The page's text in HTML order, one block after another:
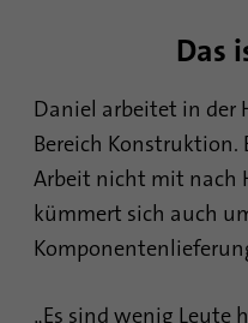
Das
Daniel arbeitet in der
Bereich Konstruktion.
Arbeit nicht mit nach
kümmert sich auch
„Es sind wenig Leute